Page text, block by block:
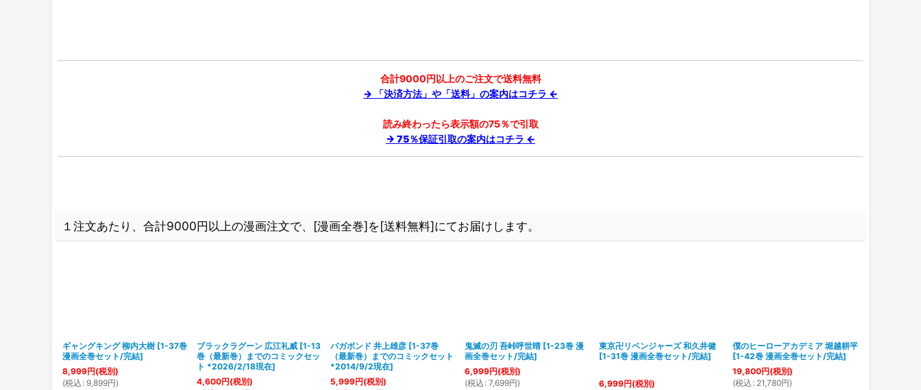
合計9000円以上のご注文で送料無料
→ 「決済方法」や「送料」の案内はコチラ ←
読み終わったら表示額の75％で引取
→ 75％保証引取の案内はコチラ ←
１注文あたり、合計9000円以上の漫画注文で、[漫画全巻]を[送料無料]にてお届けします。
ギャングキング 柳内大樹 [1-37巻
漫画全巻セット/完結]
8,999円(税別)
(税込 : 9,899円)
ブラックラグーン 広江礼威 [1-13
巻（最新巻）までのコミックセッ
ト *2026/2/18現在]
4,600円(税別)
バガボンド 井上雄彦 [1-37巻
（最新巻）までのコミックセット
*2014/9/2現在]
5,999円(税別)
鬼滅の刃 吾峠呼世晴 [1-23巻 漫
画全巻セット/完結]
6,999円(税別)
(税込 : 7,699円)
東京卍リベンジャーズ 和久井健
[1-31巻 漫画全巻セット/完結]
6,999円(税別)
僕のヒーローアカデミア 堀越耕平
[1-42巻 漫画全巻セット/完結]
19,800円(税別)
(税込 : 21,780円)